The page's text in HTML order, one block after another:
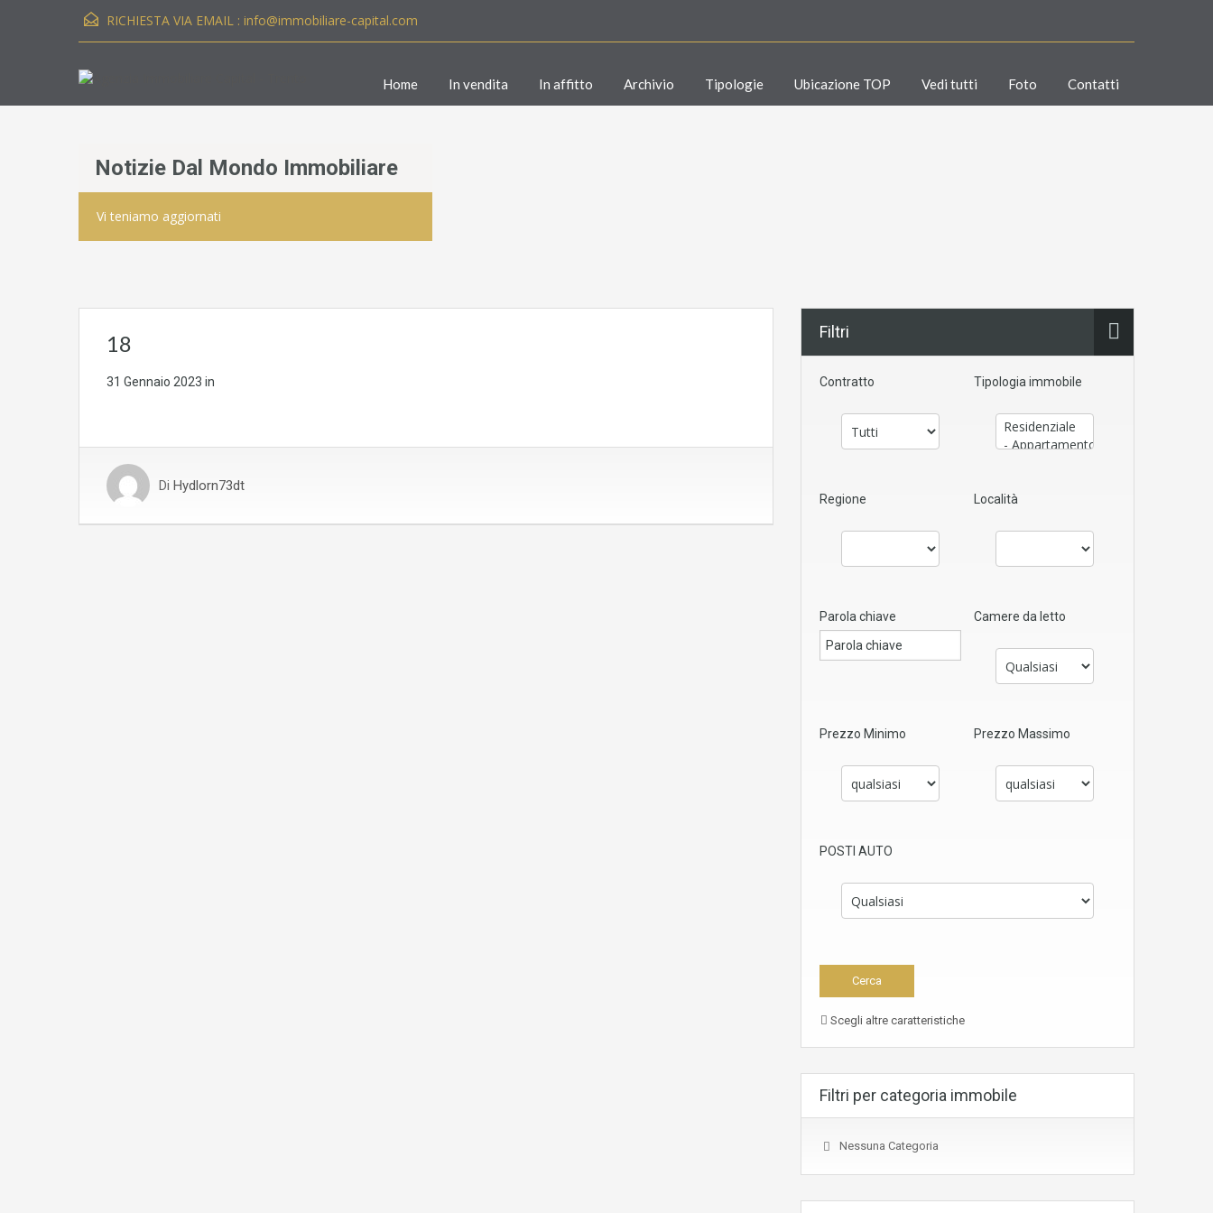
RICHIESTA VIA EMAIL : info@immobiliare-capital.com
Home In vendita In affitto Archivio Tipologie Ubicazione TOP Vedi tutti Foto Contatti
Notizie Dal Mondo Immobiliare
Vi teniamo aggiornati
18
31 Gennaio 2023 in
Di Hydlorn73dt
Filtri
Contratto Tipologia immobile
Regione Località
Parola chiave Camere da letto
Prezzo Minimo Prezzo Massimo
POSTI AUTO
Scegli altre caratteristiche
Filtri per categoria immobile
Nessuna Categoria